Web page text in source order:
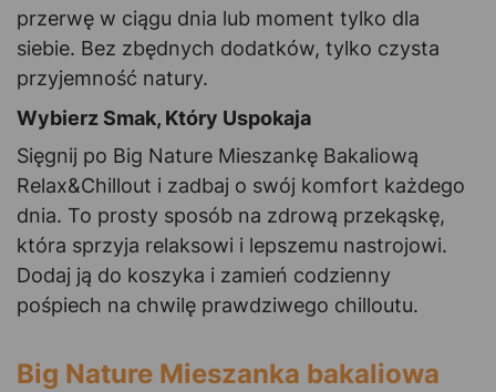
przerwę w ciągu dnia lub moment tylko dla
siebie. Bez zbędnych dodatków, tylko czysta
przyjemność natury.
Wybierz Smak, Który Uspokaja
Sięgnij po Big Nature Mieszankę Bakaliową
Relax&Chillout i zadbaj o swój komfort każdego
dnia. To prosty sposób na zdrową przekąskę,
która sprzyja relaksowi i lepszemu nastrojowi.
Dodaj ją do koszyka i zamień codzienny
pośpiech na chwilę prawdziwego chilloutu.
Big Nature Mieszanka bakaliowa